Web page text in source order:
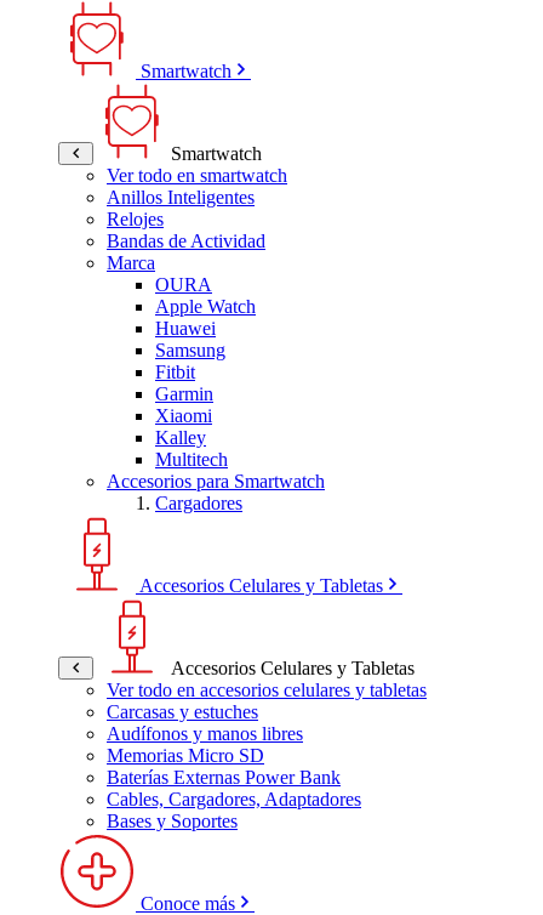
Smartwatch
Smartwatch
Ver todo en smartwatch
Anillos Inteligentes
Relojes
Bandas de Actividad
Marca
OURA
Apple Watch
Huawei
Samsung
Fitbit
Garmin
Xiaomi
Kalley
Multitech
Accesorios para Smartwatch
Cargadores
Accesorios Celulares y Tabletas
Accesorios Celulares y Tabletas
Ver todo en accesorios celulares y tabletas
Carcasas y estuches
Audífonos y manos libres
Memorias Micro SD
Baterías Externas Power Bank
Cables, Cargadores, Adaptadores
Bases y Soportes
Conoce más